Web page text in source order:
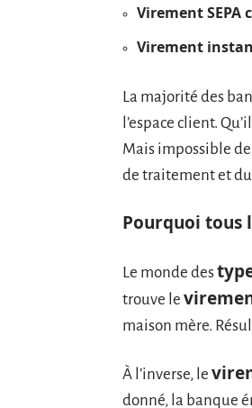
Virement SEPA
Virement
La majorité des
l’espace client.
Mais impossible
de traitement et
Pourquoi tous
Le monde des
trouve le
maison mère.
À l’inverse, le
donné, la banque